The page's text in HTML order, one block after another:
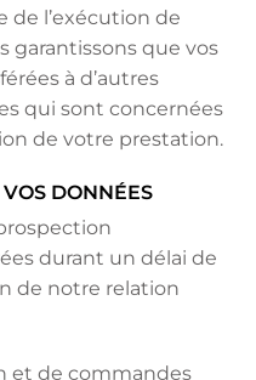
de l’exécution de
garantissons que vos
à d’autres
qui sont concernées
de votre prestation.
DONNÉES
durant un délai de
de notre relation
et de commandes